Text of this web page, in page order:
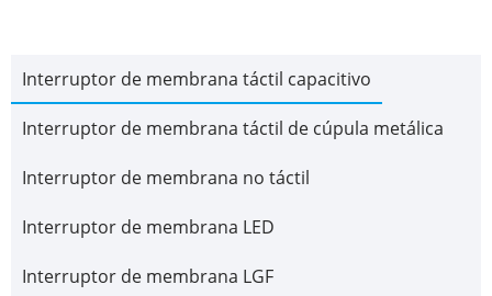
Interruptor de membrana táctil capacitivo
Interruptor de membrana táctil de cúpula metálica
Interruptor de membrana no táctil
Interruptor de membrana LED
Interruptor de membrana LGF